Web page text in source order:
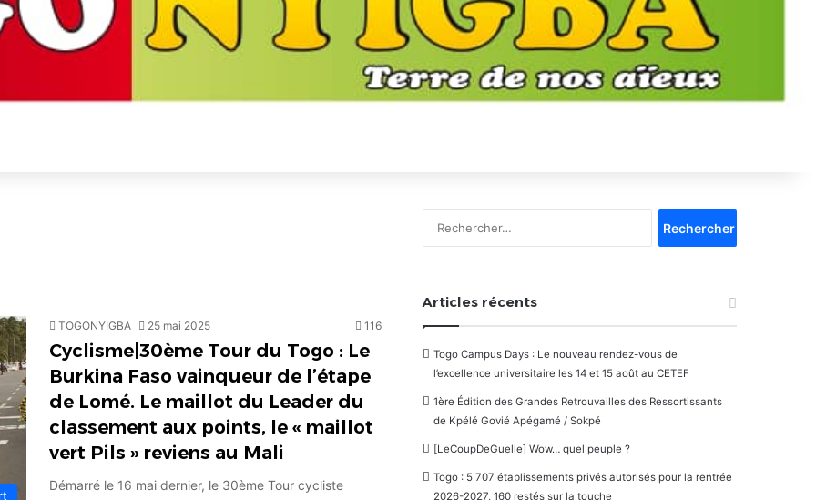
TOGONYIGBA 25 mai 2025 116
Cyclisme|30ème Tour du Togo : Le
Burkina Faso vainqueur de l’étape
de Lomé. Le maillot du Leader du
classement aux points, le « maillot
vert Pils » reviens au Mali
Démarré le 16 mai dernier, le 30ème Tour cycliste
Articles récents
Togo Campus Days : Le nouveau rendez-vous de
l’excellence universitaire les 14 et 15 août au CETEF
1ère Édition des Grandes Retrouvailles des Ressortissants
de Kpélé Govié Apégamé / Sokpé
[LeCoupDeGuelle] Wow… quel peuple ?
Togo : 5 707 établissements privés autorisés pour la rentrée
2026-2027, 160 restés sur la touche